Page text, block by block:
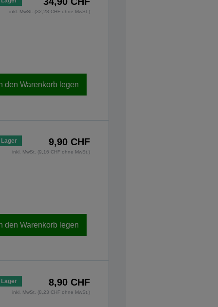
inkl. MwSt. (32,28 CHF ohne MwSt.)
den Warenkorb legen
9,90 CHF
inkl. MwSt. (9,16 CHF ohne MwSt.)
den Warenkorb legen
8,90 CHF
inkl. MwSt. (8,23 CHF ohne MwSt.)